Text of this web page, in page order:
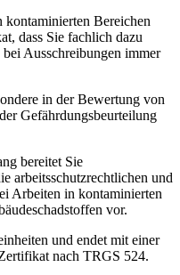
Bereichen
dass Sie fachlich dazu
Ausschreibungen immer
in der Bewertung von
Gefährdungsbeurteilung
bereitet Sie
arbeitsschutzrechtlichen und
Arbeiten in kontaminierten
vor.
und endet mit einer
nach TRGS 524.